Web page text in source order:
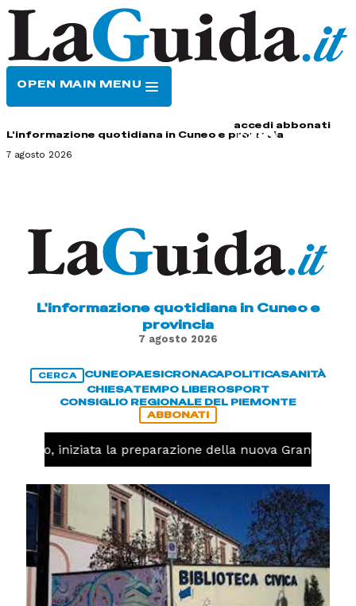
OPEN MAIN MENU
accedi abbonati
L'informazione quotidiana in Cuneo e provincia
7 agosto 2026
L'informazione quotidiana in Cuneo e
provincia
7 agosto 2026
CERCA CUNEOPAESICRONACAPOLITICASANITÀ
CHIESATEMPO LIBEROSPORT
CONSIGLIO REGIONALE DEL PIEMONTE
ABBONATI
iniziata la preparazione della nuova Granda Volley